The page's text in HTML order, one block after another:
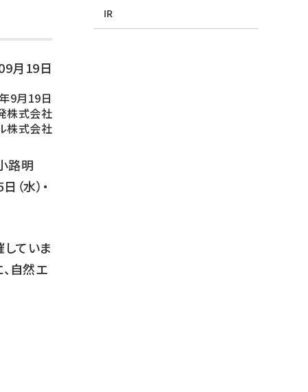
月19日
9月19日
株式会社
株式会社
路明
水）・
ていま
自然エ
IR